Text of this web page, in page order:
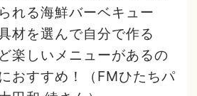
れる海鮮バーベキュー
材を選んで自分で作る
楽しいメニューがあるの
おすすめ！（FMひたちパ